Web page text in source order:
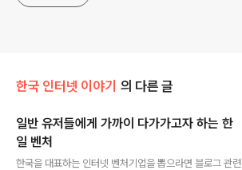
한국 인터넷 이야기 의 다른 글
일반 유저들에게 가까이 다가가고자 하는 한
일 벤처
한국을 대표하는 인터넷 벤처기업을 뽑으라면 블로그 관련